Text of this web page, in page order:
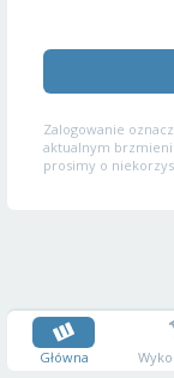
Zalogowanie
aktualnym
prosimy o
Główna